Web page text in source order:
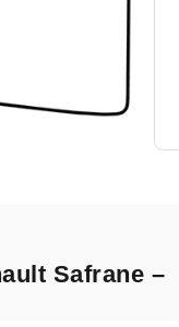
Safrane –